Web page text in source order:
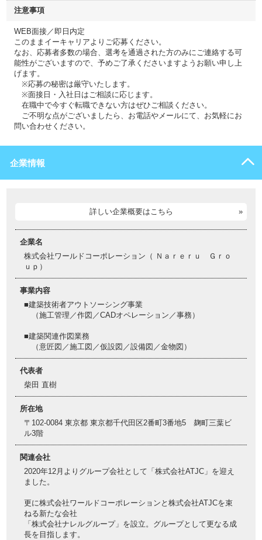
注意事項
WEB面接／即日内定
このままイーキャリアよりご応募ください。
なお、応募者多数の場合、選考を通過された方のみにご連絡する可
能性がございますので、予めご了承くださいますようお願い申し上
げます。
※応募の秘密は厳守いたします。
※面接日・入社日はご相談に応じます。
在職中で今すぐ転職できない方はぜひご相談ください。
ご不明な点がございましたら、お電話やメールにて、お気軽にお
問い合わせください。
企業情報
詳しい企業概要はこちら
企業名
株式会社ワールドコーポレーション（ Ｎａｒｅｒｕ Ｇｒｏ
ｕｐ）
事業内容
■建築技術者アウトソーシング事業
（施工管理／作図／CADオペレーション／事務）
■建築関連作図業務
（意匠図／施工図／仮設図／設備図／金物図）
代表者
柴田 直樹
所在地
〒102-0084 東京都 東京都千代田区2番町3番地5 麹町三葉ビ
ル3階
関連会社
2020年12月よりグループ会社として「株式会社ATJC」を迎え
ました。
更に株式会社ワールドコーポレーションと株式会社ATJCを束
ねる新たな会社
「株式会社ナレルグループ」を設立。グループとして更なる成
長を目指します。